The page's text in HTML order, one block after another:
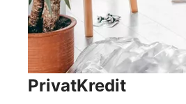
PrivatKredit